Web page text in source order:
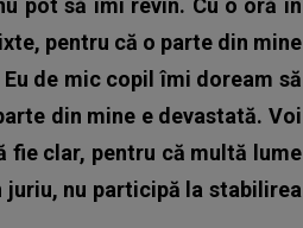
pot să îmi revin. Cu o oră în
pentru că o parte din mine
de mic copil îmi doream să
din mine e devastată. Voi
fie clar, pentru că multă lume
nu participă la stabilirea